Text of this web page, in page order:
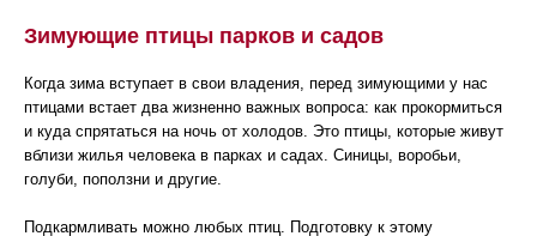
Зимующие птицы парков и садов
Когда зима вступает в свои владения, перед зимующими у нас
птицами встает два жизненно важных вопроса: как прокормиться
и куда спрятаться на ночь от холодов. Это птицы, которые живут
вблизи жилья человека в парках и садах. Синицы, воробьи,
голуби, поползни и другие.
Подкармливать можно любых птиц. Подготовку к этому